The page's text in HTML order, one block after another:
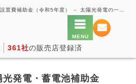
361社の販売店登録済
発電・蓄電池補助金